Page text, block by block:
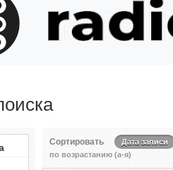
Сортировать
Дата записи
по возрастанию (а-я)